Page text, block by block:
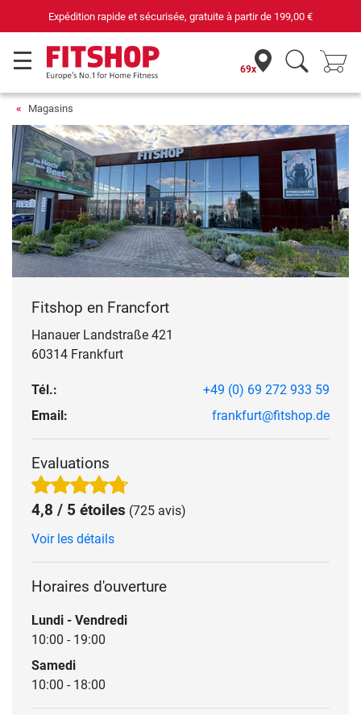
Expédition rapide et sécurisée, gratuite à partir de 199,00 €
69x
Magasins
Fitshop en Francfort
Hanauer Landstraße 421
60314 Frankfurt
Tél.:
+49 (0) 69 272 933 59
Email:
frankfurt@fitshop.de
Evaluations
4,8 / 5 étoiles (725 avis)
Voir les détails
Horaires d'ouverture
Lundi - Vendredi
10:00 - 19:00
Samedi
10:00 - 18:00